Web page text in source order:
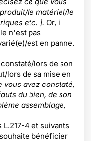
le matériel/le
etc. ]. Or, il
n'est pas
est en panne.
lors de son
lors de sa mise en
vous avez constaté,
du bien, de son
assemblage,
4 et suivants
bénéficier